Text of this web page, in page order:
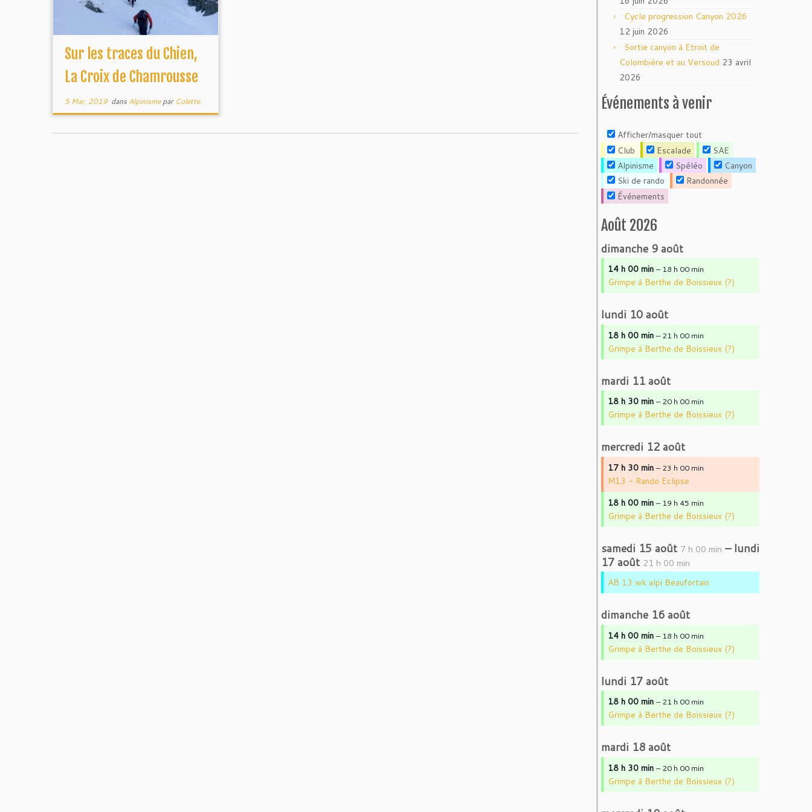
Sur les traces du Chien,
La Croix de Chamrousse
5 Mar, 2019 dans Alpinismepar Colette
Cycle progression Canyon 2026
12 juin 2026
Sortie canyon à Etroit de
Colombière et au Versoud 23 avril
2026
Événements à venir
Afficher/masquer tout
Club
Escalade
SAE
Alpinisme
Spéléo
Canyon
Ski de rando
Randonnée
Événements
Août 2026
dimanche 9août
14 h 00 min – 18 h 00 min
Grimpe à Berthe de Boissieux (?)
lundi 10août
18 h 00 min – 21 h 00 min
Grimpe à Berthe de Boissieux (?)
mardi 11août
18 h 30 min – 20 h 00 min
Grimpe à Berthe de Boissieux (?)
mercredi 12août
17 h 30 min – 23 h 00 min
M13 - Rando Eclipse
18 h 00 min – 19 h 45 min
Grimpe à Berthe de Boissieux (?)
samedi 15 août 7 h 00 min –lundi
17août 21 h 00 min
AB 13 wk alpi Beaufortain
dimanche 16août
14 h 00 min – 18 h 00 min
Grimpe à Berthe de Boissieux (?)
lundi 17août
18 h 00 min – 21 h 00 min
Grimpe à Berthe de Boissieux (?)
mardi 18août
18 h 30 min – 20 h 00 min
Grimpe à Berthe de Boissieux (?)